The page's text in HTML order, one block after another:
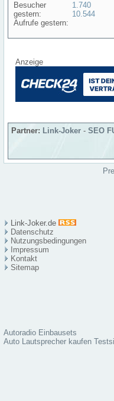
Besucher
gestern:
Aufrufe gestern:
1.740
10.544
Anzeige
Partner: Link-Joker - SEO
Link-Joker.de
Datenschutz
Nutzungsbedingungen
Impressum
Kontakt
Sitemap
Autoradio Einbausets
Auto Lautsprecher kaufen